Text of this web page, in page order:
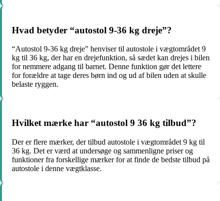
Hvad betyder “autostol 9-36 kg dreje”?
“Autostol 9-36 kg dreje” henviser til autostole i vægtområdet 9
kg til 36 kg, der har en drejefunktion, så sædet kan drejes i bilen
for nemmere adgang til barnet. Denne funktion gør det lettere
for forældre at tage deres børn ind og ud af bilen uden at skulle
belaste ryggen.
Hvilket mærke har “autostol 9 36 kg tilbud”?
Der er flere mærker, der tilbud autostole i vægtområdet 9 kg til
36 kg. Det er værd at undersøge og sammenligne priser og
funktioner fra forskellige mærker for at finde de bedste tilbud på
autostole i denne vægtklasse.